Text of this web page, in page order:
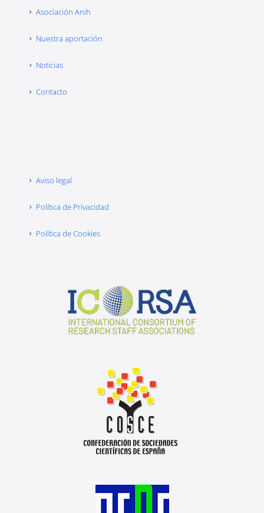
Asociación Anih
Nuestra aportación
Noticias
Contacto
Aviso legal
Política de Privacidad
Política de Cookies